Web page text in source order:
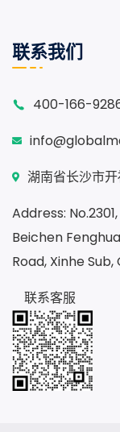
联系我们
400-166-
湖南省长沙市开
Address:
Beichen
Road, Xinhe
联系客服